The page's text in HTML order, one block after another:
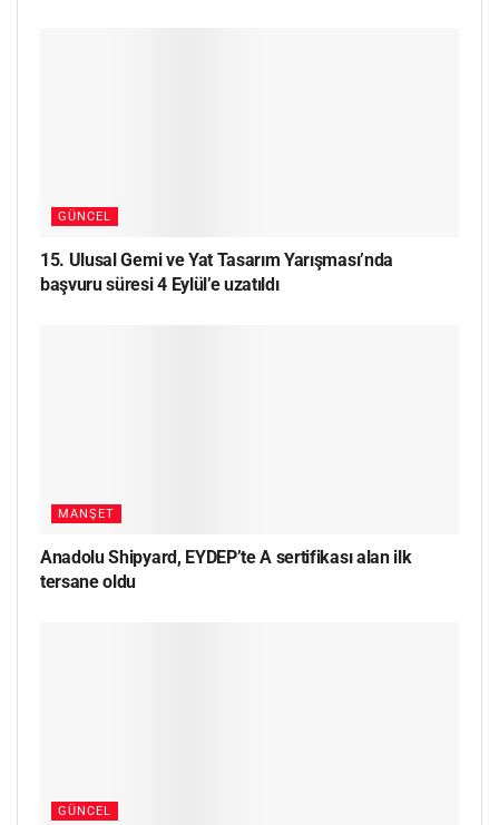
GÜNCEL
15. Ulusal Gemi ve Yat Tasarım Yarışması’nda
başvuru süresi 4 Eylül’e uzatıldı
MANŞET
Anadolu Shipyard, EYDEP’te A sertifikası alan ilk
tersane oldu
GÜNCEL